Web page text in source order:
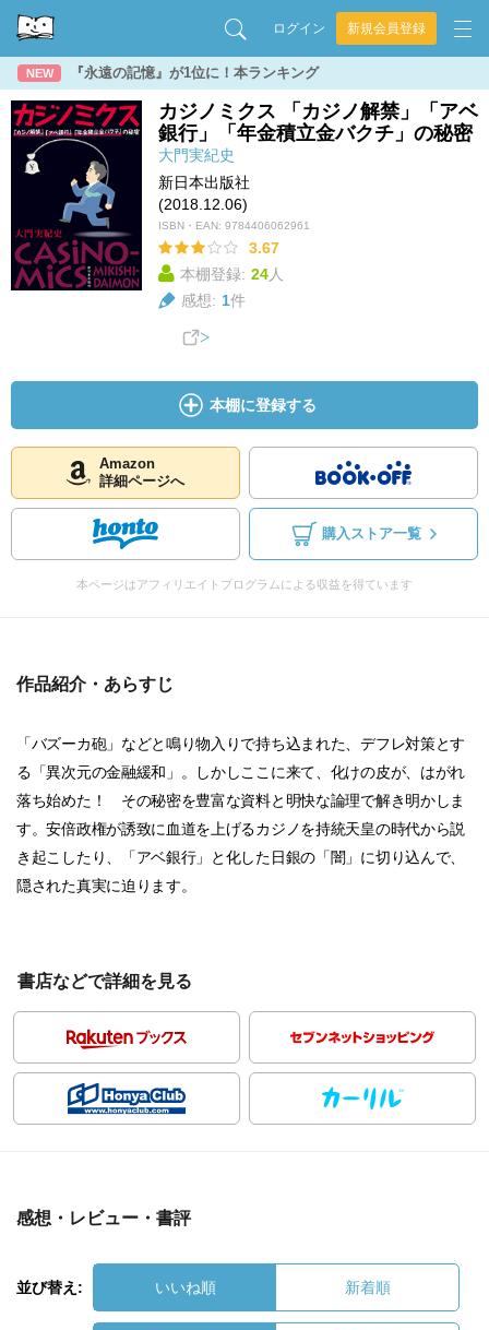
ログイン 新規会員登録
NEW 『永遠の記憶』が1位に！本ランキング
カジノミクス 「カジノ解禁」「アベ
銀行」「年金積立金バクチ」の秘密
大門実紀史
新日本出版社
(2018.12.06)
ISBN・EAN: 9784406062961
3.67
本棚登録: 24人
感想: 1件
本棚に登録する
Amazon
詳細ページへ
購入ストア一覧
本ページはアフィリエイトプログラムによる収益を得ています
作品紹介・あらすじ
「バズーカ砲」などと鳴り物入りで持ち込まれた、デフレ対策とす
る「異次元の金融緩和」。しかしここに来て、化けの皮が、はがれ
落ち始めた！ その秘密を豊富な資料と明快な論理で解き明かしま
す。安倍政権が誘致に血道を上げるカジノを持統天皇の時代から説
き起こしたり、「アベ銀行」と化した日銀の「闇」に切り込んで、
隠された真実に迫ります。
書店などで詳細を見る
感想・レビュー・書評
並び替え: いいね順 新着順